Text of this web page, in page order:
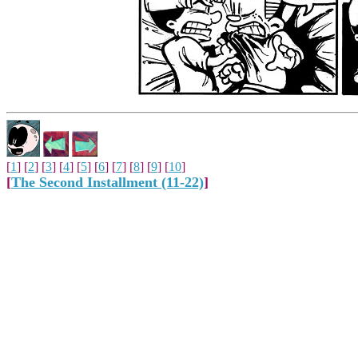
[1] [2] [3] [4] [5] [6] [7] [8] [9] [10]
[The Second Installment (11-22)]